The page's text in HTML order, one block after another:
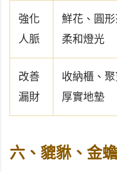
強化
人脈
鮮花、圓形
柔和燈光
改善
漏財
收納櫃、聚
厚實地墊
六、貔貅、金